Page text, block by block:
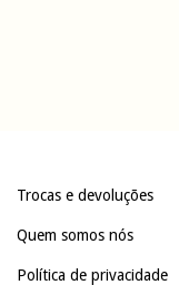
Trocas e devoluções
Quem somos nós
Política de privacidade